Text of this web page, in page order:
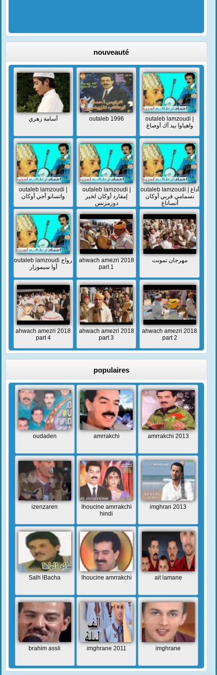
nouveauté
أسامة زهري outaleb 1996
outaleb lamzoudi |
واهياوا بيد أك أوصاغ
outaleb lamzoudi |
واتسانو أجي أوكان
outaleb lamzoudi |
إمقارد أوكان لخير
دوزمزنس
outaleb lamzoudi | أداغ
نسمامي فربي أوكان
أتساناغ
outaleb lamzoudi رواح
أوا سيموزار
ahwach amezri 2018
part 1
مهرجان تمونت
ahwach amezri 2018
part 4
ahwach amezri 2018
part 3
ahwach amezri 2018
part 2
populaires
oudaden amrrakchi amrrakchi 2013
izenzaren
lhoucine amrrakchi
hindi
imghran 2013
Salh lBacha lhoucine amrrakchi ait lamane
brahim assli imghrane 2011 imghrane